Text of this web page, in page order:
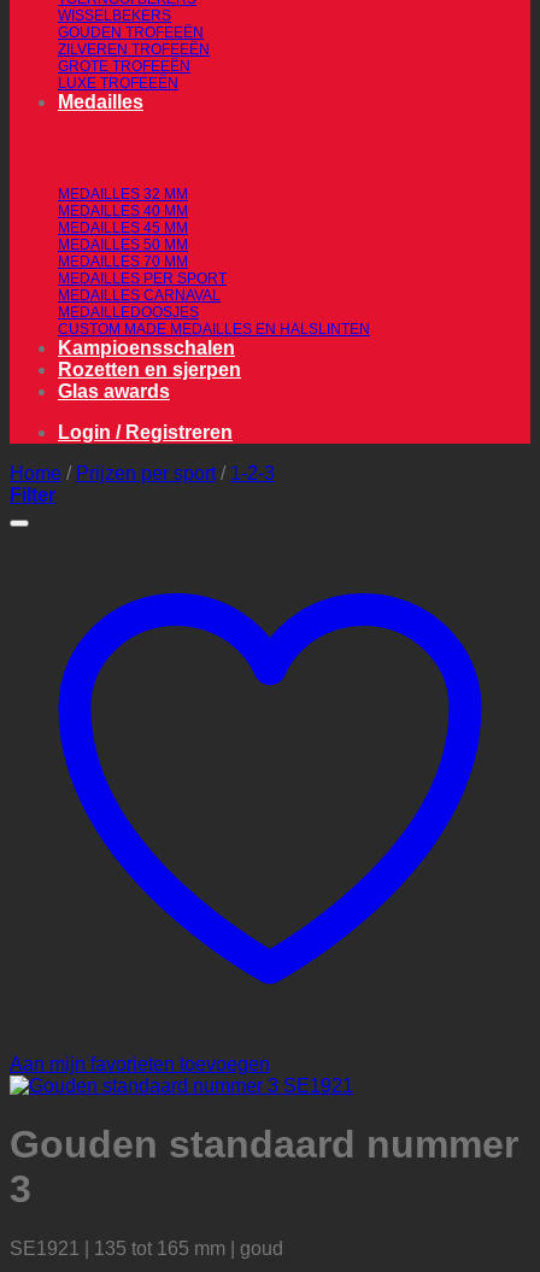
WISSELBEKERS
GOUDEN TROFEEËN
ZILVEREN TROFEEËN
GROTE TROFEEËN
LUXE TROFEEËN
Medailles
MEDAILLES 32 MM
MEDAILLES 40 MM
MEDAILLES 45 MM
MEDAILLES 50 MM
MEDAILLES 70 MM
MEDAILLES PER SPORT
MEDAILLES CARNAVAL
MEDAILLEDOOSJES
CUSTOM MADE MEDAILLES EN HALSLINTEN
Kampioensschalen
Rozetten en sjerpen
Glas awards
Login / Registreren
Home / Prijzen per sport / 1-2-3
Filter
Aan mijn favorieten toevoegen
Gouden standaard nummer
3
SE1921 | 135 tot 165 mm | goud